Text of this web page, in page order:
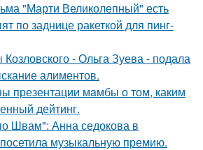
"Марти Великолепный" есть
по заднице ракеткой для пинг-
- Ольга Зуева - подала
алиментов.
презентации мaмбы о том, каким
дейтинг.
Швам": Анна седокова в
музыкальную премию.